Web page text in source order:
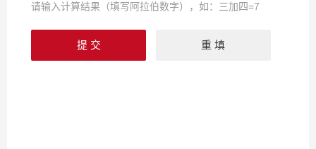
请输入计算结果（填写阿拉伯数字），如：三加四=7